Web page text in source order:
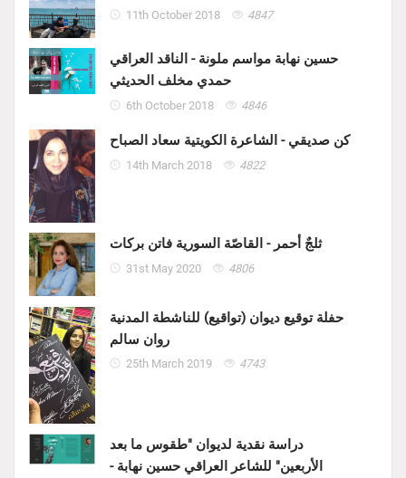
11th October 2018 4847
حسين نهابة مواسم ملونة - الناقد العراقي
حمدي مخلف الحديثي
6th October 2018 4846
كن صديقي - الشاعرة الكويتية سعاد الصباح
14th March 2018 4822
ثلجٌ أحمر - القاصّة السورية فاتن بركات
31st May 2020 4806
حفلة توقيع ديوان (تواقيع) للناشطة المدنية
روان سالم
25th March 2019 4743
دراسة نقدية لديوان "طقوس ما بعد
الأربعين" للشاعر العراقي حسين نهابة -